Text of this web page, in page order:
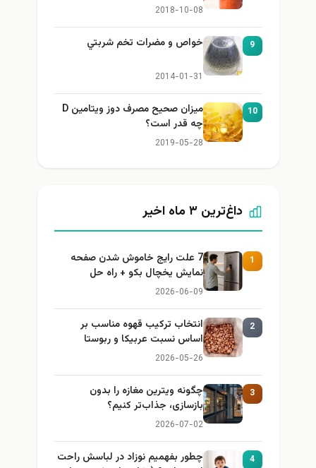
2018-10-08
9 خواص و مضرات تخم شربتي
2014-01-31
10
میزان صحیح مصرف دوز ویتامین D
چه قدر است؟
2019-05-28
داغ‌ترین ۳ ماه اخیر
1
7 علت رایج خاموش شدن صفحه
نمایش یخچال بکو + راه حل
2026-06-09
2
انتخاب ترکیب قهوه مناسب بر
اساس نسبت عربیکا و ربوستا
2026-05-26
3
چگونه ویترین مغازه را بدون
بازسازی، جذاب‌تر کنیم؟
2026-07-02
4
چطور بفهمیم نوزاد در لباسش راحت